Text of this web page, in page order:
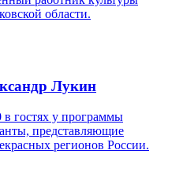
области.
Лукин
в гостях у программы
представляющие
регионов России.